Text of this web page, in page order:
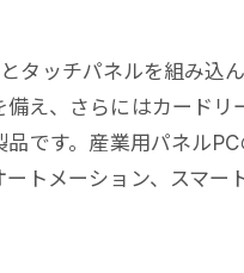
タッチパネルを組み込
備え、さらにはカード
品です。産業用パネル
トメーション、スマ